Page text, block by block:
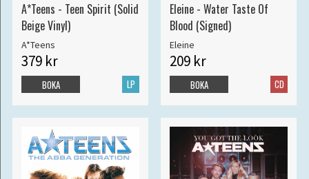
A*Teens - Teen Spirit (Solid
Beige Vinyl)
A*Teens
379 kr
LP
BOKA
Eleine - Water Taste Of
Blood (Signed)
Eleine
209 kr
CD
BOKA